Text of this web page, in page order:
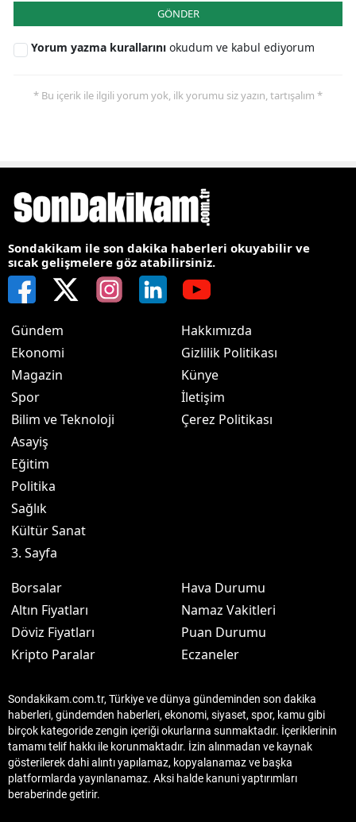
GÖNDER
Yorum yazma kurallarını okudum ve kabul ediyorum
* Bu içerik ile ilgili yorum yok, ilk yorumu siz yazın, tartışalım *
Sondakikam ile son dakika haberleri okuyabilir ve
sıcak gelişmelere göz atabilirsiniz.
Gündem
Ekonomi
Magazin
Spor
Bilim ve Teknoloji
Asayiş
Eğitim
Politika
Sağlık
Kültür Sanat
3. Sayfa
Hakkımızda
Gizlilik Politikası
Künye
İletişim
Çerez Politikası
Borsalar
Altın Fiyatları
Döviz Fiyatları
Kripto Paralar
Hava Durumu
Namaz Vakitleri
Puan Durumu
Eczaneler
Sondakikam.com.tr, Türkiye ve dünya gündeminden son dakika
haberleri, gündemden haberleri, ekonomi, siyaset, spor, kamu gibi
birçok kategoride zengin içeriği okurlarına sunmaktadır. İçeriklerinin
tamamı telif hakkı ile korunmaktadır. İzin alınmadan ve kaynak
gösterilerek dahi alıntı yapılamaz, kopyalanamaz ve başka
platformlarda yayınlanamaz. Aksi halde kanuni yaptırımları
beraberinde getirir.